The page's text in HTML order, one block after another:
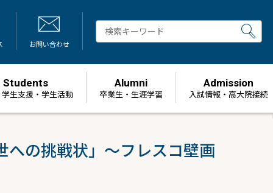
お問い合わせ
Students
生支援・学生活動
Alumni
卒業生・生涯学習
Admission
⼊試情報・高大院接続
の挑戦状」～フレスコ壁画